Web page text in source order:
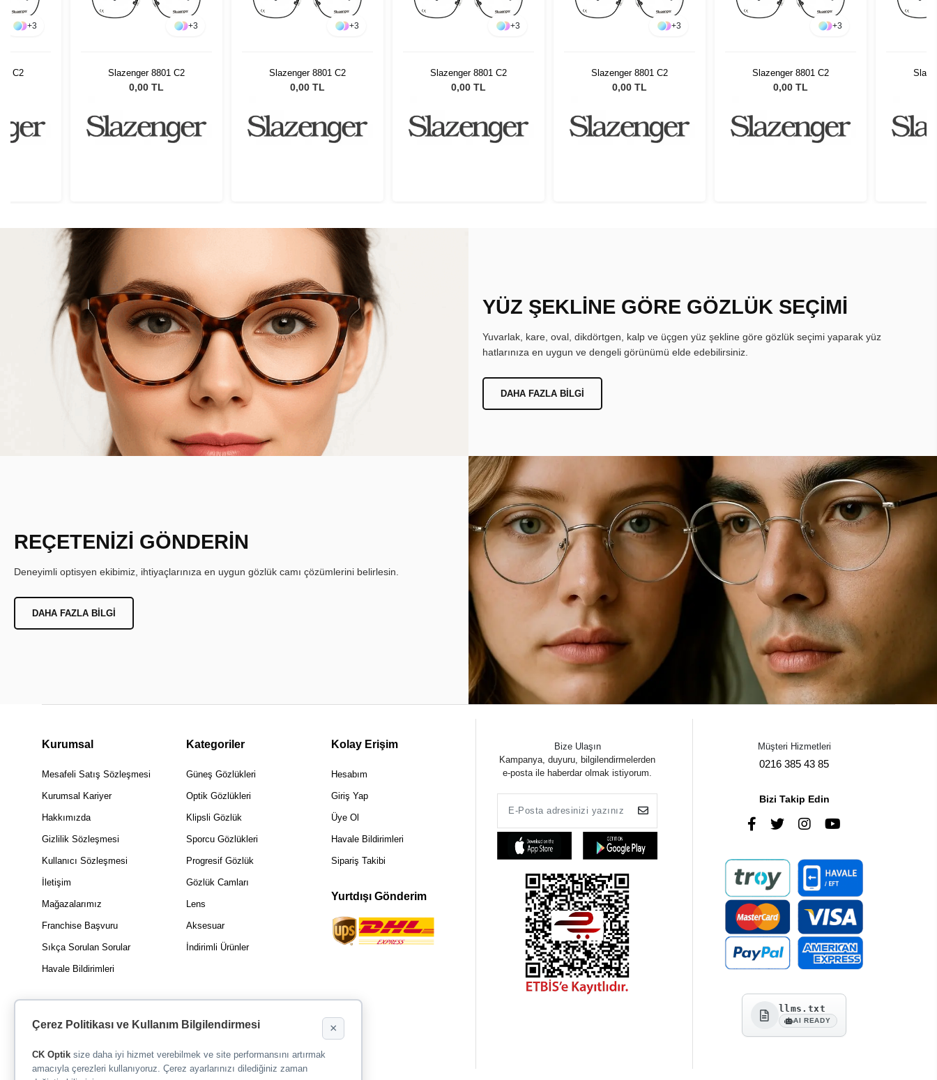
+3
C2
+3
Slazenger 8801 C2
0,00 TL
+3
Slazenger 8801 C2
0,00 TL
+3
Slazenger 8801 C2
0,00 TL
+3
Slazenger 8801 C2
0,00 TL
+3
Slazenger 8801 C2
0,00 TL
YÜZ ŞEKLİNE GÖRE GÖZLÜK SEÇİMİ
Yuvarlak, kare, oval, dikdörtgen, kalp ve üçgen yüz şekline göre gözlük seçimi yaparak yüz
hatlarınıza en uygun ve dengeli görünümü elde edebilirsiniz.
DAHA FAZLA BILGI
REÇETENİZİ GÖNDERİN
Deneyimli optisyen ekibimiz, ihtiyaçlarınıza en uygun gözlük camı çözümlerini belirlesin.
DAHA FAZLA BILGI
Kurumsal
Mesafeli Satış Sözleşmesi
Kurumsal Kariyer
Hakkımızda
Gizlilik Sözleşmesi
Kullanıcı Sözleşmesi
İletişim
Mağazalarımız
Franchise Başvuru
Sıkça Sorulan Sorular
Havale Bildirimleri
Kategoriler
Güneş Gözlükleri
Optik Gözlükleri
Klipsli Gözlük
Sporcu Gözlükleri
Progresif Gözlük
Gözlük Camları
Lens
Aksesuar
İndirimli Ürünler
Kolay Erişim
Hesabım
Giriş Yap
Üye Ol
Havale Bildirimleri
Sipariş Takibi
Yurtdışı Gönderim
Bize Ulaşın
Kampanya, duyuru, bilgilendirmelerden
e-posta ile haberdar olmak istiyorum.
Müşteri Hizmetleri
0216 385 43 85
Bizi Takip Edin
llms.txt
AI READY
Çerez Politikası ve Kullanım Bilgilendirmesi ×
CK Optik size daha iyi hizmet verebilmek ve site performansını artırmak
amacıyla çerezleri kullanıyoruz. Çerez ayarlarınızı dilediğiniz zaman